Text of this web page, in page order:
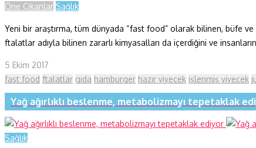
Öne Çıkanlar Sağlık
Yeni bir araştırma, tüm dünyada “fast food” olarak bilinen, büfe
ftalatlar adıyla bilinen zararlı kimyasalları da içerdiğini ve
5 Ekim 2017
fast food ftalatlar gıda hamburger hazır yiyecek işlenmiş yiyecek
Yağ ağırlıklı beslenme, metabolizmayı tepetaklak
Sağlık